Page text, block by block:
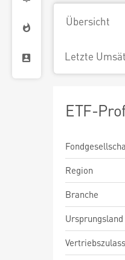
Übersicht
Letzte
ETF-
Region
Branche
Ursprungsland